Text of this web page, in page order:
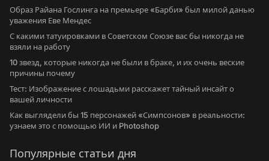
Образ Райана Гослинга на премьере «Барби» был милой данью
уважения Еве Мендес
С какими татуировками в Советском Союзе вас бы никогда не
взяли на работу
10 звезд, которые никогда не были в браке, и их очень веские
причины почему
Тест: Изображение с лошадьми расскажет тайный инсайт о
вашей личности
Как выглядели бы 15 персонажей «Симпсонов» в реальности:
узнаем это с помощью ИИ и Photoshop
Популярные статьи дня